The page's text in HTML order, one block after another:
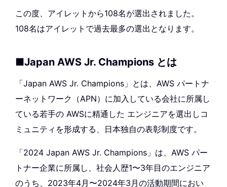
この度、アイレットから108名が選出されました。
108名はアイレットで過去最多の選出となります。
■Japan AWS Jr. Champions とは
「Japan AWS Jr. Champions」とは、AWS パートナ
ーネットワーク（APN）に加入している会社に所属し
ている若手の AWSに精通した エンジニアを選出しコ
ミュニティを形成する、日本独自の表彰制度です。
「2024 Japan AWS Jr. Champions」は、AWS パー
トナー企業に所属し、社会人歴1〜3年目のエンジニア
のうち、2023年4月〜2024年3月の活動期間におい